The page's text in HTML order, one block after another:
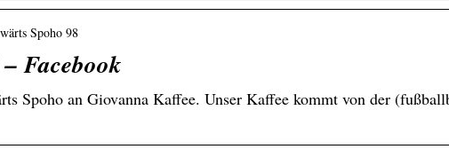
Spoho 98
Facebook
Spoho an Giovanna Kaffee. Unser Kaffee kommt von der